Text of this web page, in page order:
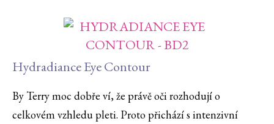
Hydradiance Eye Contour
By Terry moc dobře ví, že právě oči rozhodují o
celkovém vzhledu pleti. Proto přichází s intenzivní